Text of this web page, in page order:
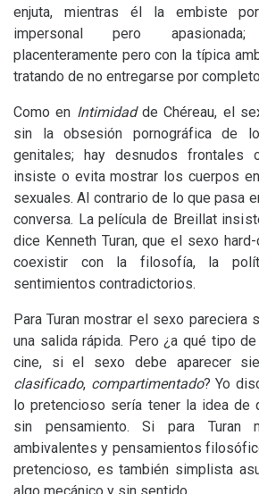
enjuta, mientras él la embiste
impersonal pero
placenteramente pero con la típica
tratando de no entregarse por
Como en Intimidadde Chéreau, el
sin la obsesión pornográfica de
genitales; hay desnudos frontales
insiste o evita mostrar los cuerpos
sexuales. Al contrario de lo que pasa
conversa. La película de Breillat
dice Kenneth Turan, que el sexo
coexistir con la filosofía, la
sentimientos contradictorios.
Para Turan mostrar el sexo pareciera
una salida rápida. Pero ¿a qué tipo
cine, si el sexo debe aparecer
clasificado, compartimentado? Yo
lo pretencioso sería tener la idea de
sin pensamiento. Si para Turan
ambivalentes y pensamientos
pretencioso, es también simplista